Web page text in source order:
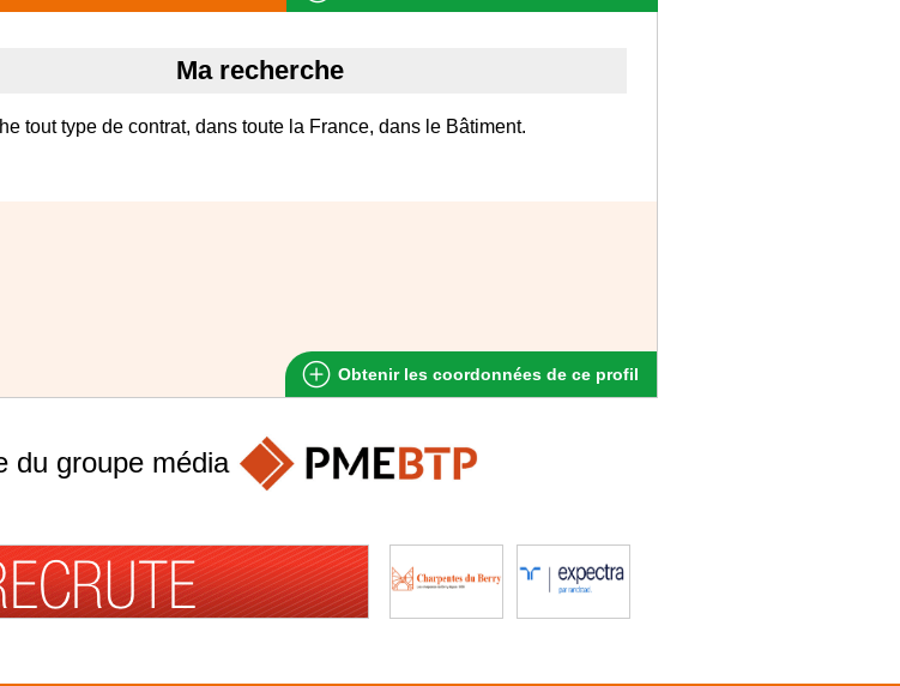
Ma recherche
tout type de contrat, dans toute la France, dans le Bâtiment.
Obtenir les coordonnées de ce profil
du groupe média